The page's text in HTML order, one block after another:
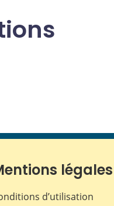
légales
d’utilisation